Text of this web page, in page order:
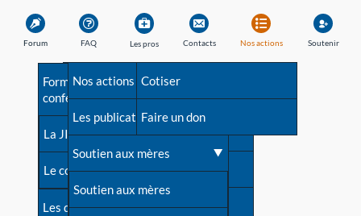
Forum FAQ
Avant la naissance
Les débuts
Une difficulté d'allaitement ?
Cas particuliers
Les pros
Formations et
conférences
La JIA
Le congrès
Les dossiers de l'allaitement
Contacts
Besoin d'aide?
Répertoire de tous les
contacts
Contact presse
Dossier de presse
Nos actions
Nos actions
Les publications
Soutien aux mères
Soutien aux mères
Soutenir
Cotiser
Faire un don